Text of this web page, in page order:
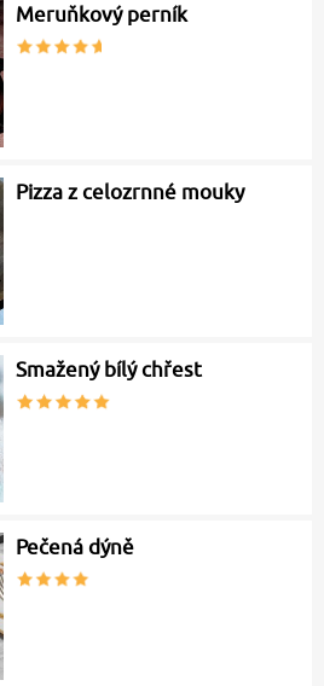
Meruňkový perník
Pizza z celozrnné mouky
Smažený bílý chřest
Pečená dýně